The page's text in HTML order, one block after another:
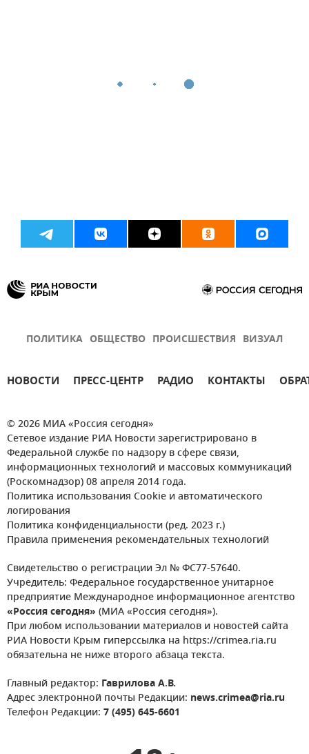
ПОЛИТИКА ОБЩЕСТВО ПРОИСШЕСТВИЯ ВИЗУАЛ
НОВОСТИ ПРЕСС-ЦЕНТР РАДИО КОНТАКТЫ
© 2026 МИА «Россия сегодня»
Сетевое издание РИА Новости зарегистрировано в
Федеральной службе по надзору в сфере связи,
информационных технологий и массовых коммуникаций
(Роскомнадзор) 08 апреля 2014 года.
Политика использования Cookie и автоматического
логирования
Политика конфиденциальности (ред. 2023 г.)
Правила применения рекомендательных технологий
Свидетельство о регистрации Эл № ФС77-57640.
Учредитель: Федеральное государственное унитарное
предприятие Международное информационное агентство
«Россия сегодня» (МИА «Россия сегодня»).
При любом использовании материалов и новостей сайта
РИА Новости Крым гиперссылка на https://crimea.ria.ru
обязательна не ниже второго абзаца текста.
Главный редактор: Гаврилова А.В.
Адрес электронной почты Редакции: news.crimea@ria.ru
Телефон Редакции: 7 (495) 645-6601